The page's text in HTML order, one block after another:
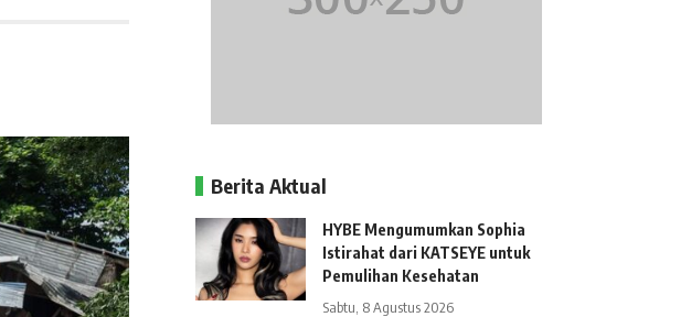
Berita Aktual
HYBE Mengumumkan Sophia
Istirahat dari KATSEYE untuk
Pemulihan Kesehatan
Sabtu, 8 Agustus 2026